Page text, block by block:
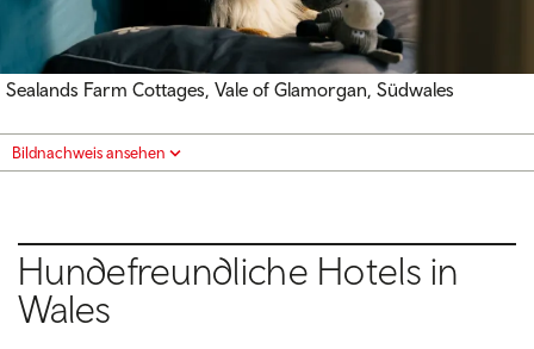
Sealands Farm Cottages, Vale of Glamorgan, Südwales
Bildnachweis ansehen
Hundefreundliche Hotels in
Wales